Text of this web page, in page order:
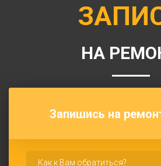
НА
Запишись на